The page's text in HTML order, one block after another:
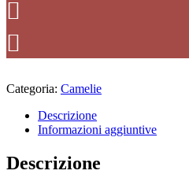
Categoria: Camelie
Descrizione
Informazioni aggiuntive
Descrizione